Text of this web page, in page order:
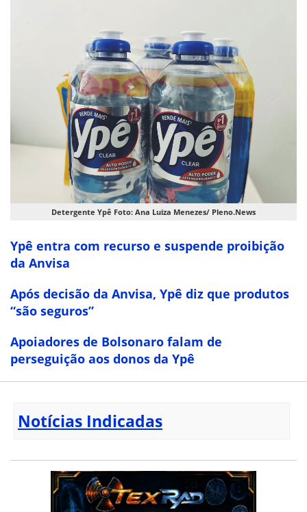
Detergente Ypê Foto: Ana Luiza Menezes/ Pleno.News
Ypê entra com recurso e suspende proibição
da Anvisa
Após decisão da Anvisa, Ypê diz que produtos
“são seguros”
Apoiadores de Bolsonaro falam de
perseguição aos donos da Ypê
Notícias Indicadas